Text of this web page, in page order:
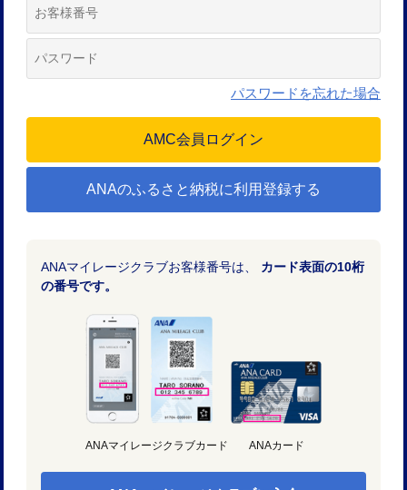
パスワードを忘れた場合
ANAのふるさと納税に利用登録する
ANAマイレージクラブお客様番号は、 カード表面の10桁
の番号です。
ANAマイレージクラブカード ANAカード